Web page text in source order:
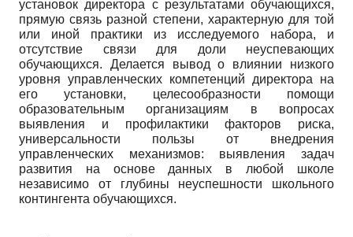
установок директора с результатами обучающихся,
прямую связь разной степени, характерную для той
или иной практики из исследуемого набора, и
отсутствие связи для доли неуспевающих
обучающихся. Делается вывод о влиянии низкого
уровня управленческих компетенций директора на
его установки, целесообразности помощи
образовательным организациям в вопросах
выявления и профилактики факторов риска,
универсальности пользы от внедрения
управленческих механизмов: выявления задач
развития на основе данных в любой школе
независимо от глубины неуспешности школьного
контингента обучающихся.